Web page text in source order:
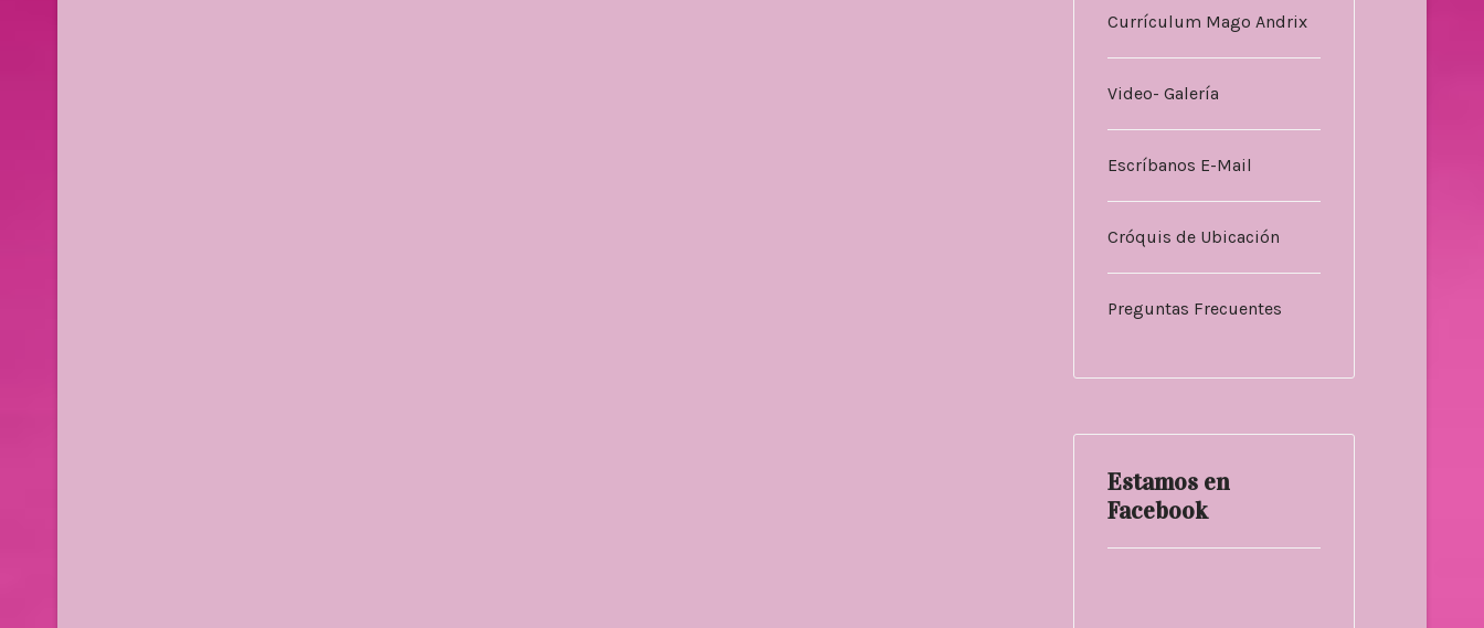
Currículum Mago Andrix
Video- Galería
Escríbanos E-Mail
Cróquis de Ubicación
Preguntas Frecuentes
Estamos en
Facebook